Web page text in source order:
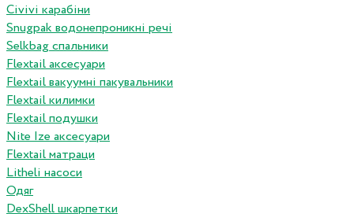
Сivivi карабіни
Snugpak водонепроникні речі
Selkbag спальники
Flextail аксесуари
Flextail вакуумні пакувальники
Flextail килимки
Flextail подушки
Nite Ize аксесуари
Flextail матраци
Litheli насоси
Одяг
DexShell шкарпетки